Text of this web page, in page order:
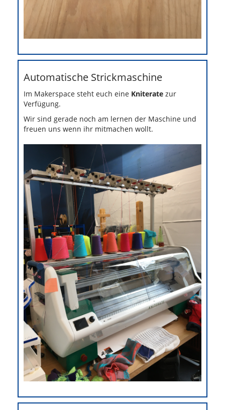
Automatische Strickmaschine
Im Makerspace steht euch eine Kniterate zur
Verfügung.
Wir sind gerade noch am lernen der Maschine und
freuen uns wenn ihr mitmachen wollt.